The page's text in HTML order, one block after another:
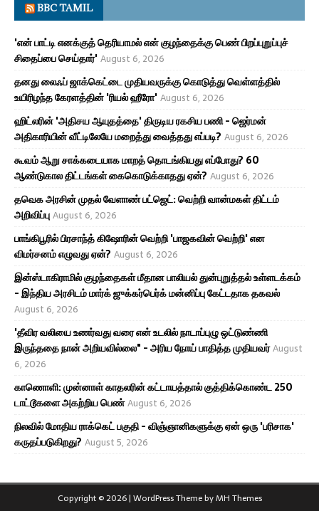
BBC TAMIL
'என் பாட்டி எனக்குத் தெரியாமல் என் குழந்தைக்கு பெண் பிறப்புறுப்புச்
சிதைப்பை செய்தார்'August 6, 2026
தனது லைஃப் ஜாக்கெட்டை முதியவருக்கு கொடுத்து வெள்ளத்தில்
உயிரிழந்த கேரளத்தின் 'ரியல் ஹீரோ'August 6, 2026
ஹிட்லரின் 'அதிசய ஆயுதத்தை' திருடிய ரகசிய பணி - ஜெர்மன்
அதிகாரியின் வீட்டிலேயே மறைத்து வைத்தது எப்படி? August 6, 2026
கூவம் ஆறு சாக்கடையாக மாறத் தொடங்கியது எப்போது? 60
ஆண்டுகால திட்டங்கள் கைகொடுக்காதது ஏன்? August 6, 2026
தவெக அரசின் முதல் வேளாண் பட்ஜெட்: வெற்றி வான்மகள் திட்டம்
அறிவிப்புAugust 6, 2026
பாங்கிபூரில் பிரசாந்த் கிஷோரின் வெற்றி 'பாஜகவின் வெற்றி' என
விமர்சனம் எழுவது ஏன்? August 6, 2026
இன்ஸ்டாகிராமில் குழந்தைகள் மீதான பாலியல் துன்புறுத்தல் உள்ளடக்கம்
- இந்திய அரசிடம் மார்க் ஜுக்கர்பெர்க் மன்னிப்பு கேட்டதாக தகவல்
August 6, 2026
'தீவிர வலியை உணர்வது வரை என் உடலில் நாடாப்புழு ஒட்டுண்ணி
இருந்ததை நான் அறியவில்லை" - அரிய நோய் பாதித்த முதியவர்August
6, 2026
காணொளி: முன்னாள் காதலரின் கட்டாயத்தால் குத்திக்கொண்ட 250
டாட்டூகளை அகற்றிய பெண்August 6, 2026
நிலவில் மோதிய ராக்கெட் பகுதி - விஞ்ஞானிகளுக்கு ஏன் ஒரு 'பரிசாக'
கருதப்படுகிறது? August 5, 2026
Copyright © 2026 | WordPress Theme byMH Themes